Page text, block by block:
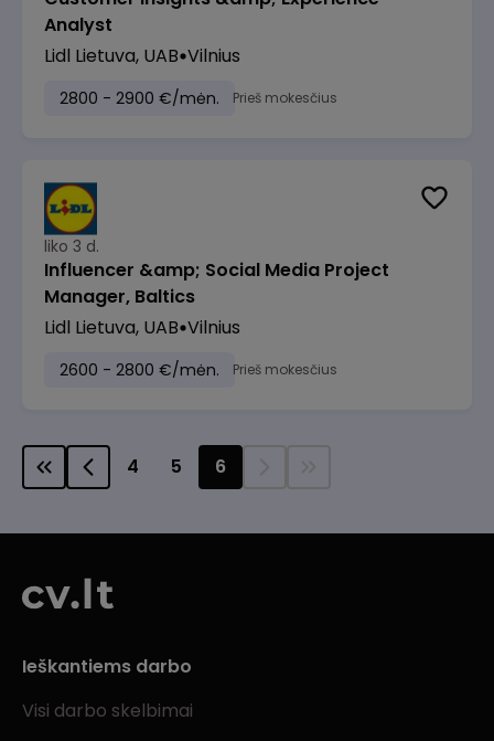
Analyst
Lidl Lietuva, UAB Vilnius
2800 - 2900 €/mėn. Prieš mokesčius
liko 3 d.
Influencer &amp; Social Media Project
Manager, Baltics
Lidl Lietuva, UAB Vilnius
2600 - 2800 €/mėn. Prieš mokesčius
4 5 6
Ieškantiems darbo
Visi darbo skelbimai